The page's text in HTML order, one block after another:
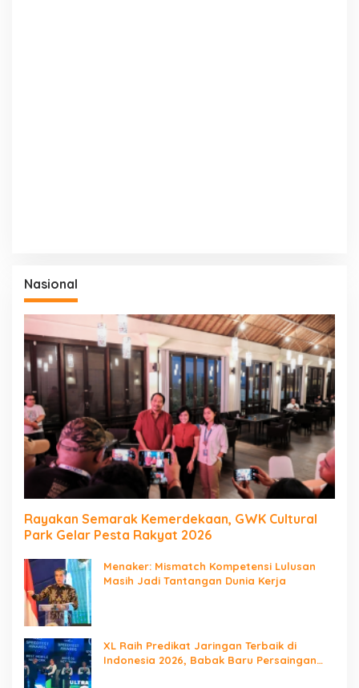
Nasional
Rayakan Semarak Kemerdekaan, GWK Cultural
Park Gelar Pesta Rakyat 2026
Menaker: Mismatch Kompetensi Lulusan
Masih Jadi Tantangan Dunia Kerja
XL Raih Predikat Jaringan Terbaik di
Indonesia 2026, Babak Baru Persaingan